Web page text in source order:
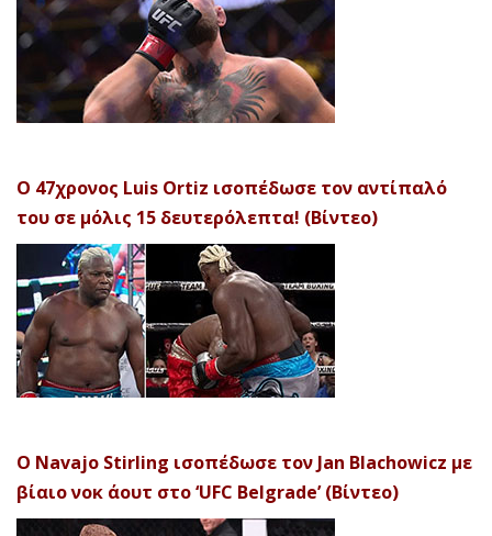
Ο 47χρονος Luis Ortiz ισοπέδωσε τον αντίπαλό
του σε μόλις 15 δευτερόλεπτα! (Βίντεο)
Ο Navajo Stirling ισοπέδωσε τον Jan Blachowicz με
βίαιο νοκ άουτ στο ‘UFC Belgrade’ (Βίντεο)